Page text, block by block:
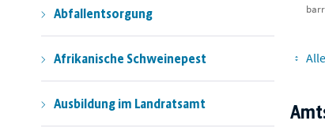
Abfallentsorgung
Afrikanische Schweinepest
Ausbildung im Landratsamt